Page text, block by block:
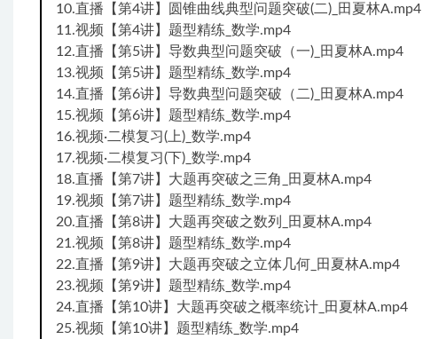
10.直播【第4讲】圆锥曲线典型问题突破(二)_田夏林A.mp4
11.视频【第4讲】题型精练_数学.mp4
12.直播【第5讲】导数典型问题突破（一)_田夏林A.mp4
13.视频【第5讲】题型精练_数学.mp4
14.直播【第6讲】导数典型问题突破（二)_田夏林A.mp4
15.视频【第6讲】题型精练_数学.mp4
16.视频·二模复习(上)_数学.mp4
17.视频·二模复习(下)_数学.mp4
18.直播【第7讲】大题再突破之三角_田夏林A.mp4
19.视频【第7讲】题型精练_数学.mp4
20.直播【第8讲】大题再突破之数列_田夏林A.mp4
21.视频【第8讲】题型精练_数学.mp4
22.直播【第9讲】大题再突破之立体几何_田夏林A.mp4
23.视频【第9讲】题型精练_数学.mp4
24.直播【第10讲】大题再突破之概率统计_田夏林A.mp4
25.视频【第10讲】题型精练_数学.mp4